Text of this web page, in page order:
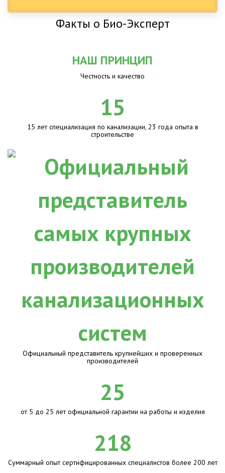
Факты о Био-Эксперт
НАШ ПРИНЦИП
Честность и качество
15
15 лет специализация по канализации, 23 года опыта в
строительстве
Официальный представитель крупнейших и проверенных
производителей
25
от 5 до 25 лет официальной гарантии на работы и изделия
218
Суммарный опыт сертифицированных специалистов более 200 лет